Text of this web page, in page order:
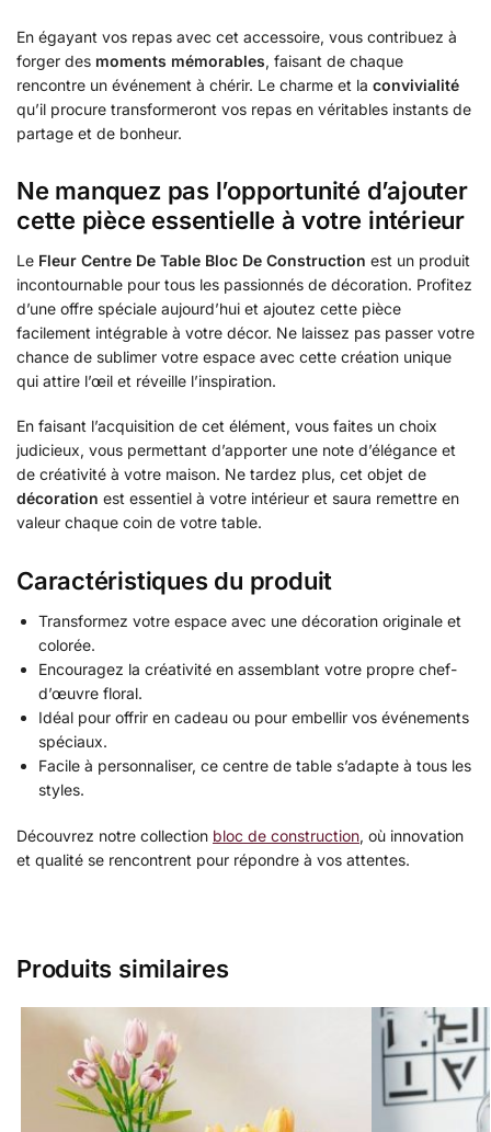
En égayant vos repas avec cet accessoire, vous contribuez à
forger des moments mémorables, faisant de chaque
rencontre un événement à chérir. Le charme et la convivialité
qu’il procure transformeront vos repas en véritables instants de
partage et de bonheur.
Ne manquez pas l’opportunité d’ajouter
cette pièce essentielle à votre intérieur
Le Fleur Centre De Table Bloc De Construction est un produit
incontournable pour tous les passionnés de décoration. Profitez
d’une offre spéciale aujourd’hui et ajoutez cette pièce
facilement intégrable à votre décor. Ne laissez pas passer votre
chance de sublimer votre espace avec cette création unique
qui attire l’œil et réveille l’inspiration.
En faisant l’acquisition de cet élément, vous faites un choix
judicieux, vous permettant d’apporter une note d’élégance et
de créativité à votre maison. Ne tardez plus, cet objet de
décoration est essentiel à votre intérieur et saura remettre en
valeur chaque coin de votre table.
Caractéristiques du produit
Transformez votre espace avec une décoration originale et
colorée.
Encouragez la créativité en assemblant votre propre chef-
d’œuvre floral.
Idéal pour offrir en cadeau ou pour embellir vos événements
spéciaux.
Facile à personnaliser, ce centre de table s’adapte à tous les
styles.
Découvrez notre collection bloc de construction, où innovation
et qualité se rencontrent pour répondre à vos attentes.
Produits similaires